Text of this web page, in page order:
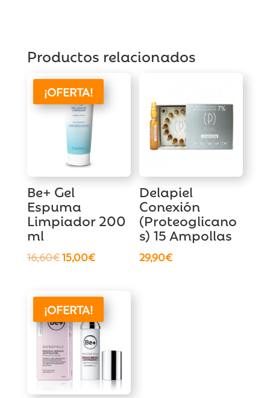
Productos relacionados
¡OFERTA!
Be+ Gel
Espuma
Limpiador 200
ml
16,60€El
era:
16,60€.
15,00€El
es:
15,00€.
Delapiel
Conexión
(Proteoglicano
s) 15 Ampollas
29,90€
¡OFERTA!